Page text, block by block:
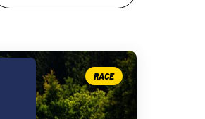
RACE